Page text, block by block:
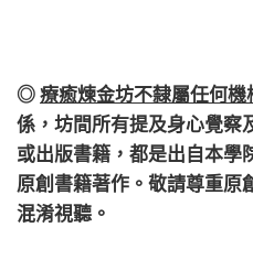
◎療癒煉金坊不隸屬任何機
係， 坊間所有提及身心覺察
或出版書籍，都是出自本學
原創書籍著作。敬請尊重原
混淆視聽。